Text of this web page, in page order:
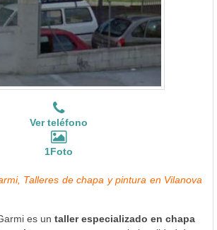
Ver teléfono
1Foto
Talleres de chapa y pintura en Vilanova
es un taller especializado en chapa